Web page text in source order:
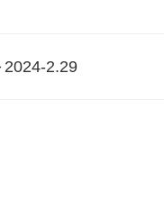
2024-2.29